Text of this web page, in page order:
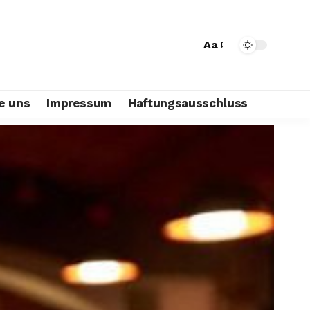
Aa
uns Impressum Haftungsausschluss